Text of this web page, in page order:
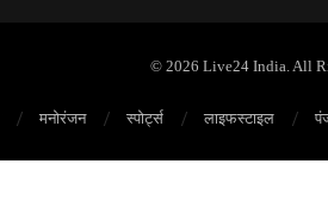
© 2026 Live24 India. All
मनोरंजन स्पोर्ट्स लाइफस्टाइल